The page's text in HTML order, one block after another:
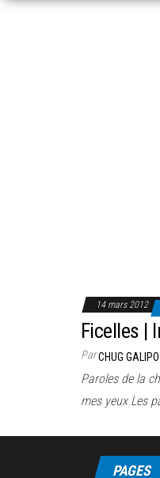
14 mars 2012
Ficelles |
ParCHUG GALIPO
Paroles de la
mes yeux Les
PAGES